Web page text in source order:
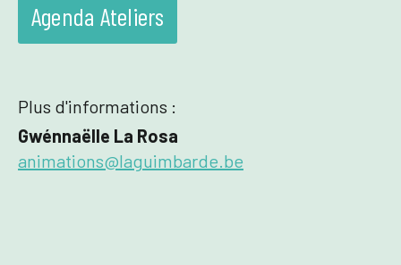
Agenda Ateliers
Plus d'informations :
Gwénnaëlle La Rosa
animations@laguimbarde.be